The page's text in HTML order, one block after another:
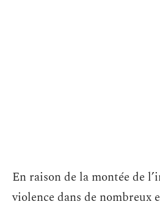
En raison de la montée de
violence dans de nombreux